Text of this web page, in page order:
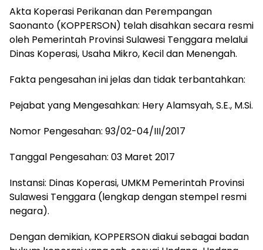
Akta Koperasi Perikanan dan Perempangan
Saonanto (KOPPERSON) telah disahkan secara resmi
oleh Pemerintah Provinsi Sulawesi Tenggara melalui
Dinas Koperasi, Usaha Mikro, Kecil dan Menengah.
Fakta pengesahan ini jelas dan tidak terbantahkan:
Pejabat yang Mengesahkan: Hery Alamsyah, S.E., M.Si.
Nomor Pengesahan: 93/02-04/III/2017
Tanggal Pengesahan: 03 Maret 2017
Instansi: Dinas Koperasi, UMKM Pemerintah Provinsi
Sulawesi Tenggara (lengkap dengan stempel resmi
negara).
Dengan demikian, KOPPERSON diakui sebagai badan